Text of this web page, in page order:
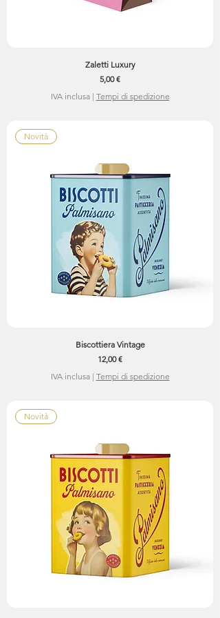
Zaletti Luxury
Prezzo
5,00 €
IVA inclusa| Tempi di spedizione
Novità
Biscottiera Vintage
Prezzo
12,00 €
IVA inclusa| Tempi di spedizione
Novità